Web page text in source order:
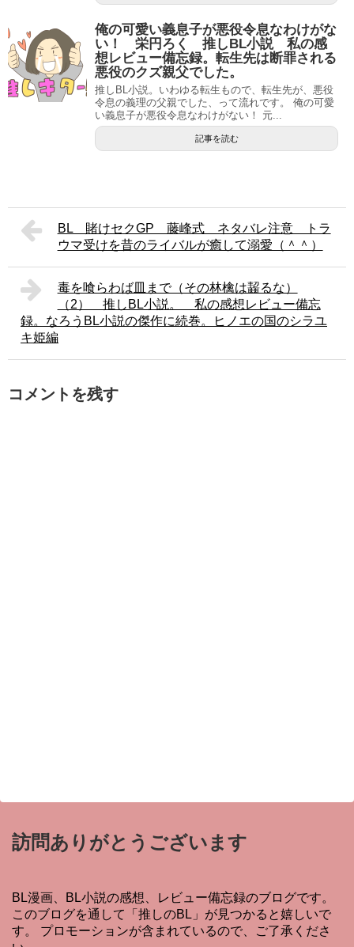
俺の可愛い義息子が悪役令息なわけがな
い！ 栄円ろく 推しBL小説 私の感
想レビュー備忘録。転生先は断罪される
悪役のクズ親父でした。
推しBL小説。いわゆる転生もので、転生先が、悪役
令息の義理の父親でした、って流れです。 俺の可愛
い義息子が悪役令息なわけがない！ 元...
記事を読む
BL 賭けセクGP 藤峰式 ネタバレ注意 トラ
ウマ受けを昔のライバルが癒して溺愛（＾＾）
毒を喰らわば皿まで（その林檎は齧るな）
（2） 推しBL小説。 私の感想レビュー備忘
録。なろうBL小説の傑作に続巻。ヒノエの国のシラユ
キ姫編
コメントを残す
訪問ありがとうございます
BL漫画、BL小説の感想、レビュー備忘録のブログです。
このブログを通して「推しのBL」が見つかると嬉しいで
す。 プロモーションが含まれているので、ご了承くださ